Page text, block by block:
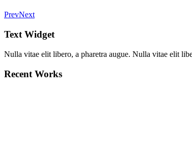
PrevNext
Text Widget
Nulla vitae elit libero, a pharetra augue. Nulla vitae elit
Recent Works